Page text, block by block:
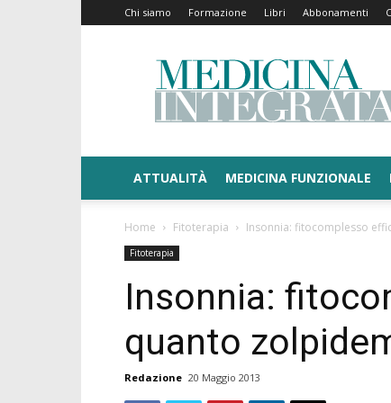
Chi siamo Formazione Libri Abbonamenti
Medicina
Integrata
ATTUALITÀ MEDICINA FUNZIONALE
Home Fitoterapia Insonnia: fitocomplesso
Fitoterapia
Insonnia:
quanto
Redazione 20 Maggio 2013